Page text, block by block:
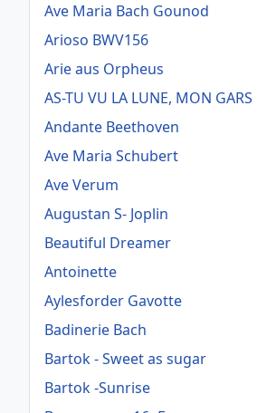
Ave Maria Bach Gounod
Arioso BWV156
Arie aus Orpheus
AS-TU VU LA LUNE, MON GARS
Andante Beethoven
Ave Maria Schubert
Ave Verum
Augustan S- Joplin
Beautiful Dreamer
Antoinette
Aylesforder Gavotte
Badinerie Bach
Bartok - Sweet as sugar
Bartok -Sunrise